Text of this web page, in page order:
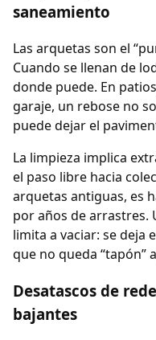
saneamiento
Las arquetas son el
Cuando se llenan de
donde puede. En
garaje, un rebose no
puede dejar el
La limpieza implica
el paso libre hacia
arquetas antiguas, es
por años de arrastres.
limita a vaciar: se deja
que no queda “tapón”
Desatascos de
bajantes